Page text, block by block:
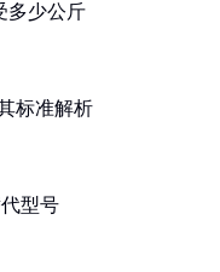
多少公斤
标准解析
型号